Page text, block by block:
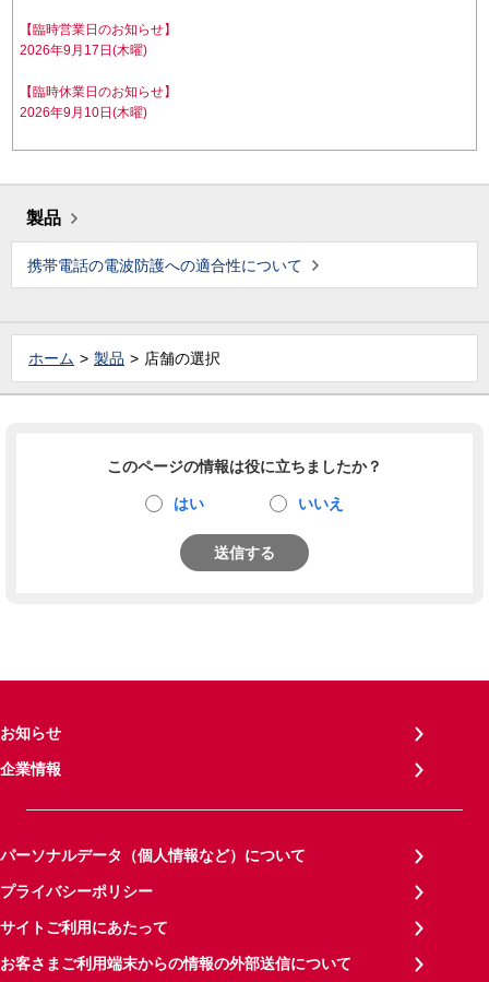
【臨時営業日のお知らせ】
2026年9月17日(木曜)
【臨時休業日のお知らせ】
2026年9月10日(木曜)
製品
携帯電話の電波防護への適合性について
ホーム 製品 店舗の選択
このページの情報は役に立ちましたか？
はい いいえ
送信する
お知らせ
企業情報
パーソナルデータ（個人情報など）について
プライバシーポリシー
サイトご利用にあたって
お客さまご利用端末からの情報の外部送信について